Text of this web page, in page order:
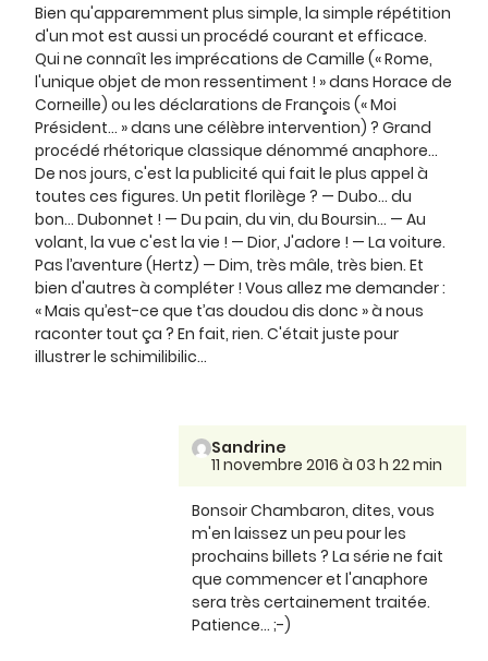
Bien qu'apparemment plus simple, la simple répétition
d'un mot est aussi un procédé courant et efficace.
Qui ne connaît les imprécations de Camille (« Rome,
l'unique objet de mon ressentiment ! » dans Horace de
Corneille) ou les déclarations de François (« Moi
Président... » dans une célèbre intervention) ? Grand
procédé rhétorique classique dénommé anaphore...
De nos jours, c'est la publicité qui fait le plus appel à
toutes ces figures. Un petit florilège ? — Dubo... du
bon... Dubonnet ! — Du pain, du vin, du Boursin... — Au
volant, la vue c'est la vie ! — Dior, J'adore ! — La voiture.
Pas l’aventure (Hertz) — Dim, très mâle, très bien. Et
bien d'autres à compléter ! Vous allez me demander :
« Mais qu’est-ce que t’as doudou dis donc » à nous
raconter tout ça ? En fait, rien. C'était juste pour
illustrer le schimilibilic...
Sandrine
11 novembre 2016 à 03 h 22 min
Bonsoir Chambaron, dites, vous
m'en laissez un peu pour les
prochains billets ? La série ne fait
que commencer et l'anaphore
sera très certainement traitée.
Patience... ;-)